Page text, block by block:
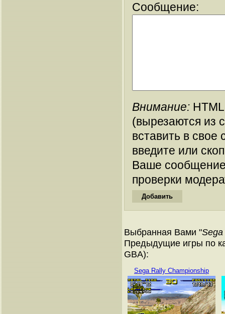
Сообщение:
Внимание:
(вырезаются из
вставить в
введите или
Ваше
проверки
Выбранная Вами "
Предыдущие игры по
GBA):
Sega Rally Championship